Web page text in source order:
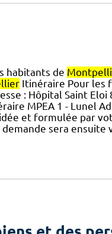
habitants de
Itinéraire Pour les
: Hôpital Saint
MPEA 1 - Lunel
et formulée par
sera